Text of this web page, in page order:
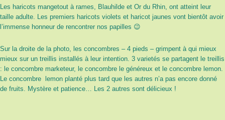
Les haricots mangetout à rames, Blauhilde et Or du Rhin, ont atteint leur
taille adulte. Les premiers haricots violets et haricot jaunes vont bientôt avoir
l’immense honneur de rencontrer nos papilles 😉
Sur la droite de la photo, les concombres – 4 pieds – grimpent à qui mieux
mieux sur un treillis installés à leur intention. 3 varietés se partagent le treillis
: le concombre marketeur, le concombre le généreux et le concombre lemon.
Le concombre lemon planté plus tard que les autres n’a pas encore donné
de fruits. Mystère et patience… Les 2 autres sont délicieux !